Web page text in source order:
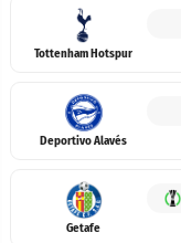
Tottenham Hotspur
Deportivo Alavés
Getafe